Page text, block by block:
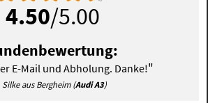
4.50/5.00
E-Mail und Abholung. Danke!"
Silke aus Bergheim (Audi A3)